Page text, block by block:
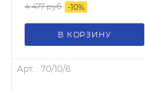
4 477руб. -10%
В КОРЗИНУ
Арт. : 70/10/6